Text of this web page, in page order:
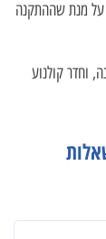
על מנת שההתקנה
וחדר קולנוע